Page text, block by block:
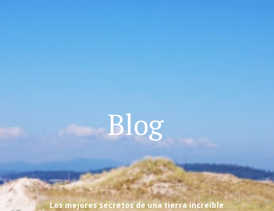
Blog
Los mejores secretos de una tierra increíble